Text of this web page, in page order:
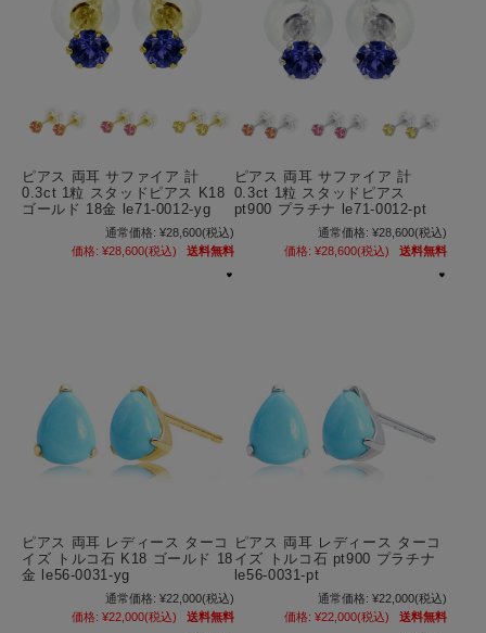
ピアス 両耳 サファイア 計
0.3ct 1粒 スタッドピアス K18
ゴールド 18金 le71-0012-yg
通常価格: ¥28,600(税込)
価格: ¥28,600(税込) 送料無料
ピアス 両耳 サファイア 計
0.3ct 1粒 スタッドピアス
pt900 プラチナ le71-0012-pt
通常価格: ¥28,600(税込)
価格: ¥28,600(税込) 送料無料
ピアス 両耳 レディース ターコ
イズ トルコ石 K18 ゴールド 18
金 le56-0031-yg
通常価格: ¥22,000(税込)
価格: ¥22,000(税込)
送料無料
ピアス 両耳 レディース ターコ
イズ トルコ石 pt900 プラチナ
le56-0031-pt
通常価格: ¥22,000(税込)
価格: ¥22,000(税込)
送料無料